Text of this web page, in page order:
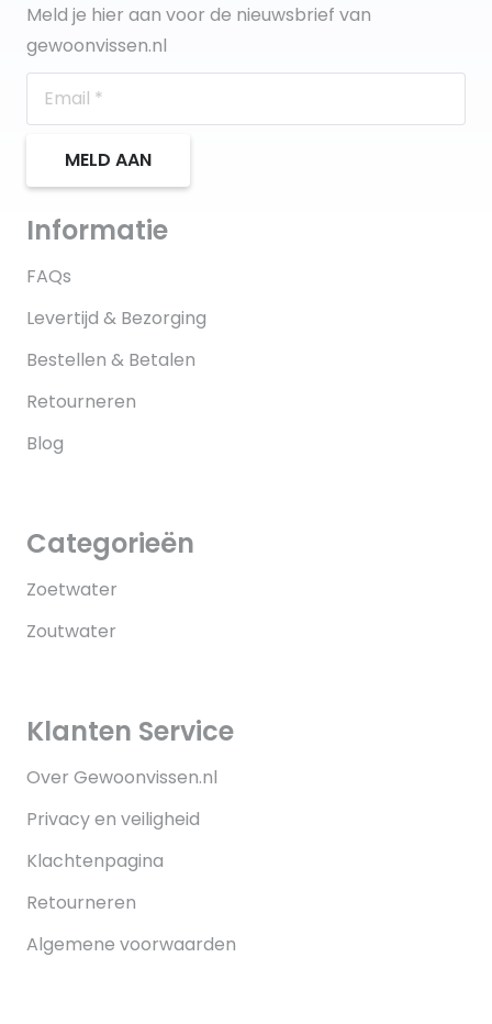
Meld je hier aan voor de nieuwsbrief van
gewoonvissen.nl
MELD AAN
Informatie
FAQs
Levertijd & Bezorging
Bestellen & Betalen
Retourneren
Blog
Categorieën
Zoetwater
Zoutwater
Klanten Service
Over Gewoonvissen.nl
Privacy en veiligheid
Klachtenpagina
Retourneren
Algemene voorwaarden